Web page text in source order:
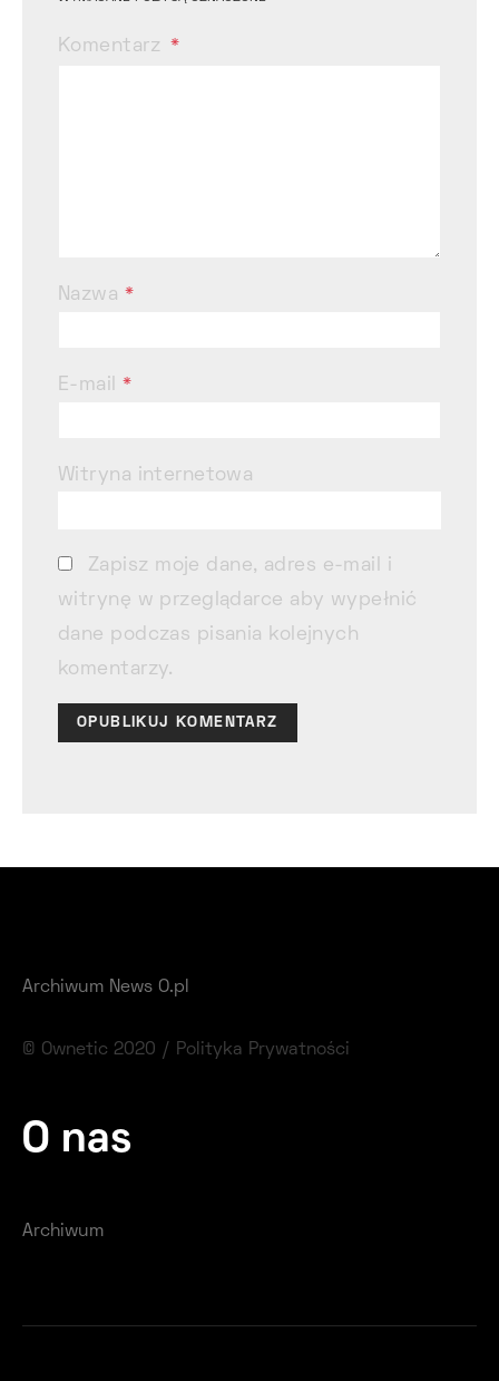
Komentarz
Nazwa *
E-mail*
Witryna internetowa
Zapisz moje dane, adres e-mail i
witrynę w przeglądarce aby wypełnić
dane podczas pisania kolejnych
komentarzy.
Archiwum News O.pl
© Ownetic 2020 / Polityka Prywatności
O nas
Archiwum